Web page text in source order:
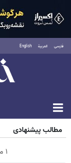
فارسی العربية English
مطالب پیشنهادی
۱ میلیارد اعتبار خرید طلا | بدون ضامن و چک